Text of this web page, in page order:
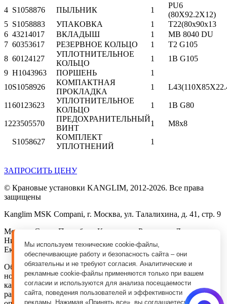
4 S1058876 ПЫЛЬНИК 1
PU6
(80X92.2X12)
5 S1058883 УПАКОВКА 1
T22(80x90x13
6 43214017 ВКЛАДЫШ 1
MB 8040 DU
7 60353617 РЕЗЕРВНОЕ КОЛЬЦО 1
T2 G105
8 60124127
УПЛОТНИТЕЛЬНОЕ
КОЛЬЦО
1
1B G105
9 H1043963 ПОРШЕНЬ
1
10S1058926
КОМПАКТНАЯ
ПРОКЛАДКА
1
11 60123623
УПЛОТНИТЕЛЬНОЕ
КОЛЬЦО
1 1B G80
1223505570
ПРЕДОХРАНИТЕЛЬНЫЙ
ВИНТ
1 M8x8
S1058627
КОМПЛЕКТ
УПЛОТНЕНИЙ
1
ЗАПРОСИТЬ ЦЕНУ
© Крановые установки KANGLIM, 2012-2026. Все права
защищены
Kanglim MSK Compani, г. Москва, ул. Талалихина, д. 41, стр. 9
Москва, Санкт-Петербург, Краснодар, Ростов-на-Дону,
Нижний Новгород, Самара, Красноярск, Ижевск,
Екатеринбург, Тюмень, Новосибирск
Обращаем Ваше внимание на то, что данный интернет-сайт
носит исключительно информационный характер и ни при
каких условиях информационные материалы и цены,
размещенные на сайте, не является публичной офертой,
Мы используем технические cookie-файлы,
обеспечивающие работу и безопасность сайта – они
обязательны и не требуют согласия. Аналитические и
рекламные cookie-файлы применяются только при вашем
согласии и используются для анализа посещаемости
сайта, поведения пользователей и эффективности
рекламы. Нажимая «Принять все», вы соглашаетесь на